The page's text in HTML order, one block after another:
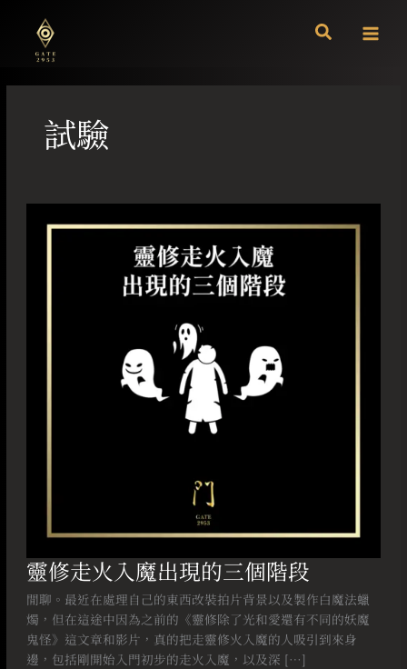
內
試驗
靈修走火入魔出現的三個階段
閒聊。最近在處理自己的東西改裝拍片背景以及製作白魔法蠟
燭，但在這途中因為之前的《靈修除了光和愛還有不同的妖魔
鬼怪》這文章和影片，真的把走靈修火入魔的人吸引到來身
邊，包括剛開始入門初步的走火入魔，以及深 […]